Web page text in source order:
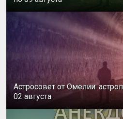
Астросовет от Омелии:
02 августа